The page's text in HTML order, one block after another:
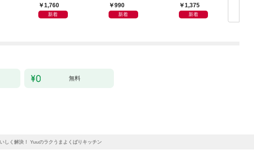
係 クンダ
次元上
したくなる
1,760
新着
ン体質
990
新着
良の友」の進化
1,375
新着
無料
しく解決！ Yuuのラクうまよくばりキッチン